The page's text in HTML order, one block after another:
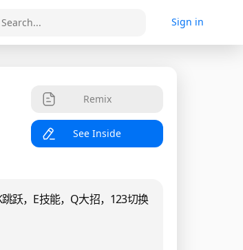
Sign in
Remix
See Inside
跃，E技能，Q大招，123切换